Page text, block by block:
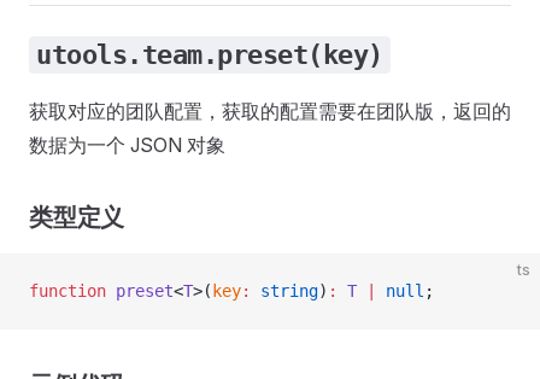
utools.team.preset(key)
获取对应的团队配置，获取的配置需要在团队版，返回的
数据为一个 JSON 对象
类型定义
ts
function preset<T>( key: string) : T null ;